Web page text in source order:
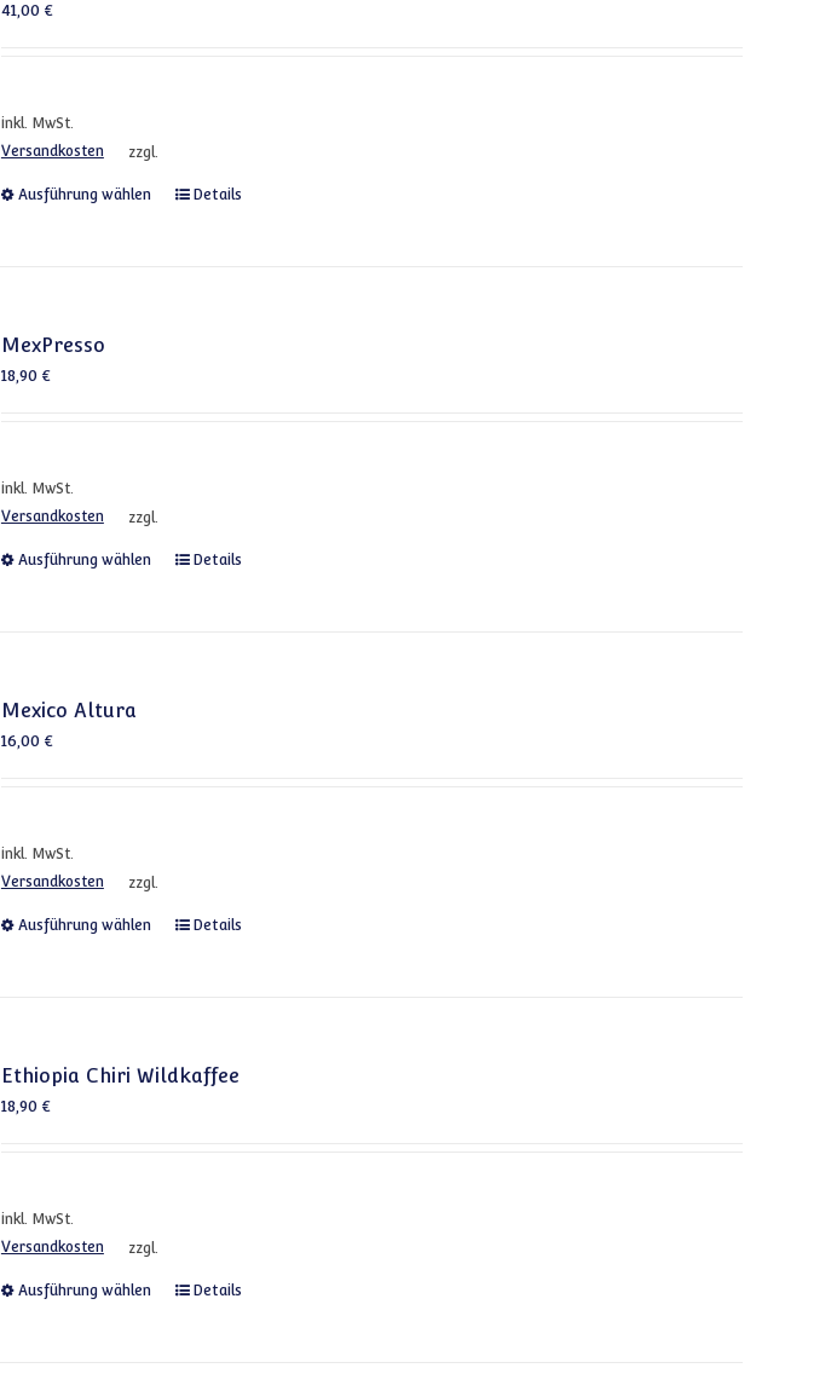
41,00 €
inkl. MwSt.
zzgl.
Versandkosten
Ausführung wählen Dieses Produkt weist mehrere Varianten auf. Die Optionen können auf der
Details
MexPresso
18,90 €
inkl. MwSt.
zzgl.
Versandkosten
Ausführung wählen Dieses Produkt weist mehrere Varianten auf. Die Optionen können auf der
Details
Mexico Altura
16,00 €
inkl. MwSt.
zzgl.
Versandkosten
Ausführung wählen Dieses Produkt weist mehrere Varianten auf. Die Optionen können auf der
Details
Ethiopia Chiri Wildkaffee
18,90 €
inkl. MwSt.
zzgl.
Versandkosten
Ausführung wählen Dieses Produkt weist mehrere Varianten auf. Die Optionen können auf der
Details